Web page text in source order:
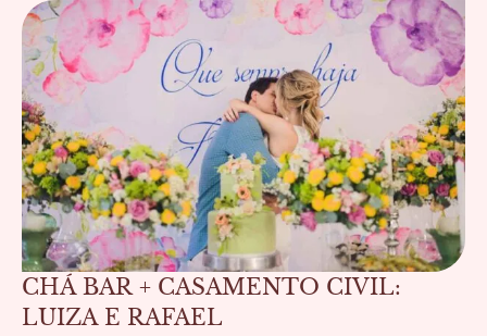
CHÁ BAR + CASAMENTO CIVIL:
LUIZA E RAFAEL
PáginaPáginaPáginaPáginaPágina